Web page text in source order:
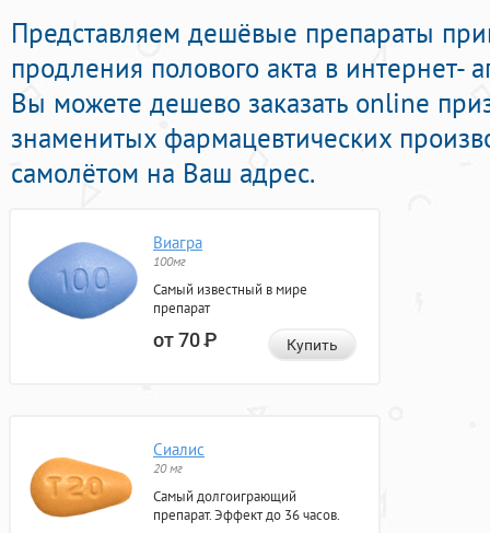
Представляем дешёвые препараты
продления полового акта в интернет-
Вы можете дешево заказать online
знаменитых фармацевтических
самолётом на Ваш адрес.
Виагра
100мг
Самый известный в мире
препарат
от 70Р Купить
Сиалис
20 мг
Самый долгоиграющий
препарат. Эффект до 36 часов.